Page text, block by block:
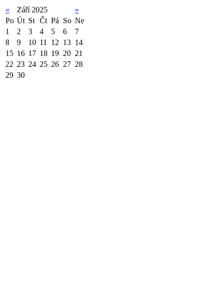
« Září 2025
»
Po Út St Čt Pá So Ne
1
2 3 4 5 6
7
8
9 10 11 12 13 14
15 16 17 18 19 20 21
22 23 24 25 26 27 28
29 30